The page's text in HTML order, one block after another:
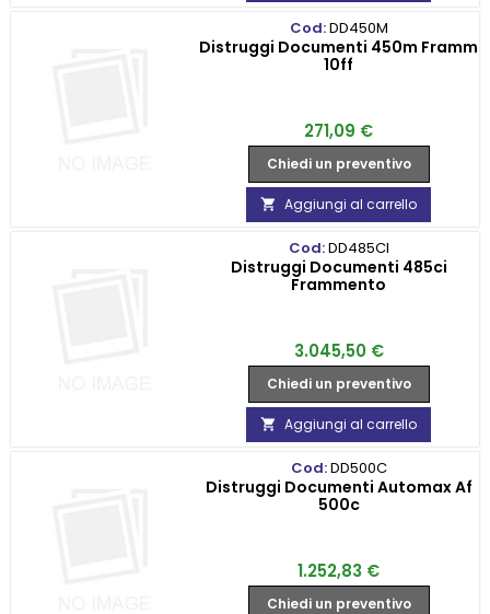
Cod:DD450M
Distruggi Documenti 450m Framm
10ff
Prezzo
271,09 €
Chiedi un preventivo
 Aggiungi al carrello
Cod:DD485CI
Distruggi Documenti 485ci
Frammento
Prezzo
3.045,50 €
Chiedi un preventivo
 Aggiungi al carrello
Cod:DD500C
Distruggi Documenti Automax Af
500c
Prezzo
1.252,83 €
Chiedi un preventivo